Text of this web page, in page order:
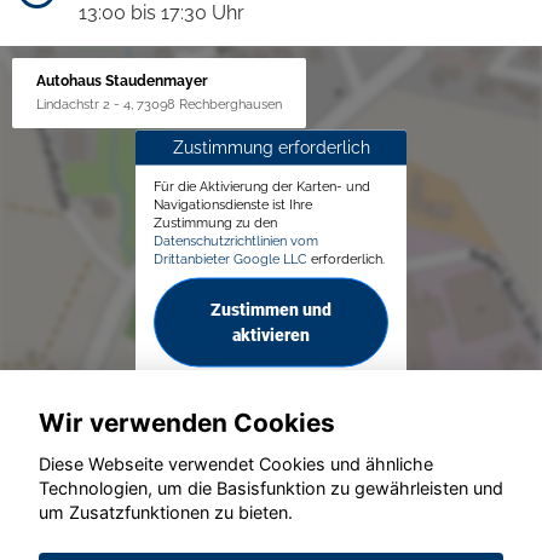
13:00 bis 17:30 Uhr
Autohaus Staudenmayer
Lindachstr 2 - 4, 73098 Rechberghausen
Zustimmung erforderlich
Für die Aktivierung der Karten- und
Navigationsdienste ist Ihre
Zustimmung zu den
Datenschutzrichtlinien vom
Drittanbieter Google LLC erforderlich.
Zustimmen und
aktivieren
© konjunkturmotor.de GmbH 2020 - 2026
Wir verwenden Cookies
Diese Webseite verwendet Cookies und ähnliche
Technologien, um die Basisfunktion zu gewährleisten und
um Zusatzfunktionen zu bieten.